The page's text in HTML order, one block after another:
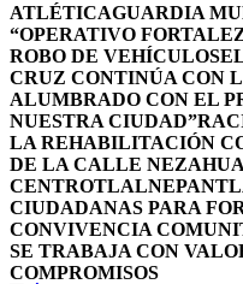
ATLÉTICAGUARDIA
“OPERATIVO
ROBO DE VEHÍCULOS
CRUZ CONTINÚA CON
ALUMBRADO CON EL
NUESTRA CIUDAD”
LA REHABILITACIÓN
DE LA CALLE
CENTRO
CIUDADANAS PARA
CONVIVENCIA
SE TRABAJA CON
COMPROMISOS